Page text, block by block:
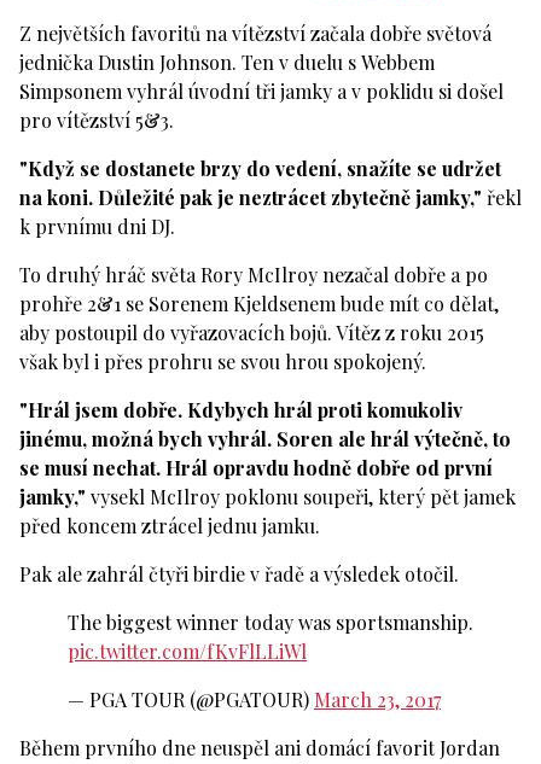
Z největších favoritů na vítězství začala dobře světová
jednička Dustin Johnson. Ten v duelu s Webbem
Simpsonem vyhrál úvodní tři jamky a v poklidu si došel
pro vítězství 5&3.
"Když se dostanete brzy do vedení, snažíte se udržet
na koni. Důležité pak je neztrácet zbytečně jamky," řekl
k prvnímu dni DJ.
To druhý hráč světa Rory McIlroy nezačal dobře a po
prohře 2&1 se Sorenem Kjeldsenem bude mít co dělat,
aby postoupil do vyřazovacích bojů. Vítěz z roku 2015
však byl i přes prohru se svou hrou spokojený.
"Hrál jsem dobře. Kdybych hrál proti komukoliv
jinému, možná bych vyhrál. Soren ale hrál výtečně, to
se musí nechat. Hrál opravdu hodně dobře od první
jamky," vysekl McIlroy poklonu soupeři, který pět jamek
před koncem ztrácel jednu jamku.
Pak ale zahrál čtyři birdie v řadě a výsledek otočil.
The biggest winner today was sportsmanship.
pic.twitter.com/fKvFlLLiWl
— PGA TOUR (@PGATOUR) March 23, 2017
Během prvního dne neuspěl ani domácí favorit Jordan